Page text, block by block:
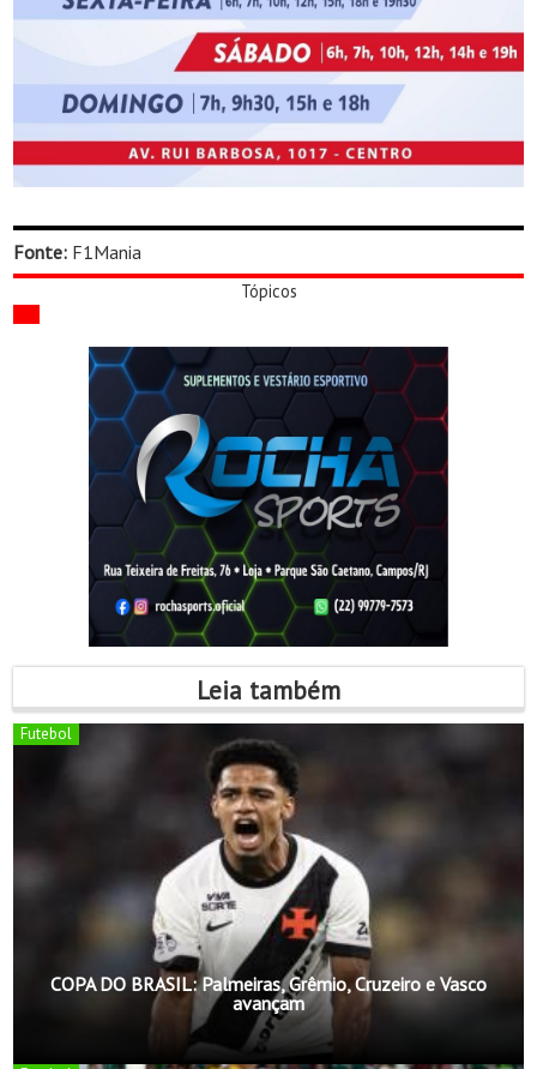
Fonte: F1Mania
Tópicos
Leia também
Futebol
COPA DO BRASIL: Palmeiras, Grêmio, Cruzeiro e Vasco
avançam